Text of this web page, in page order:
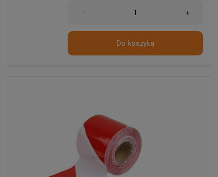
- +
Do koszyka